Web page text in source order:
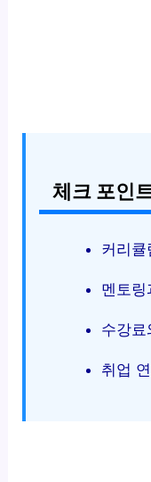
체크 포인
커리큘
멘토링
수강료
취업